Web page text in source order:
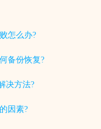
怎么办?
备份恢复?
决方法?
因素?